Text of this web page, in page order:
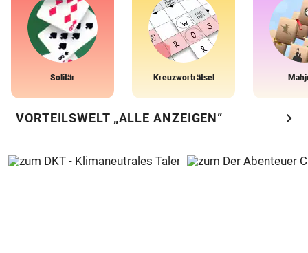
Solitär Kreuzworträtsel
VORTEILSWELT „ALLE ANZEIGEN“ chevron_right